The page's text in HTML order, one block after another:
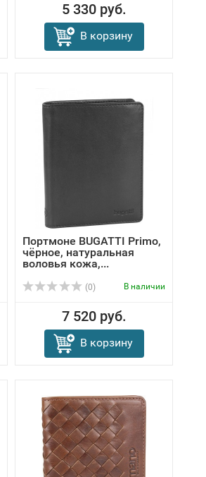
5 330 руб.
В корзину
Портмоне BUGATTI Primo,
чёрное, натуральная
воловья кожа,...
(0) В наличии
7 520 руб.
В корзину